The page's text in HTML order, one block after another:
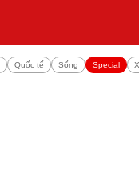
Quốc tế Sống Special